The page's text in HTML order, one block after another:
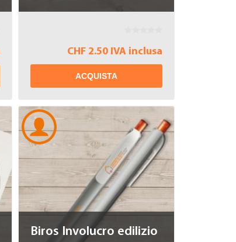
CHF 2.50 IVA inclusa
ACQUISTA
Biros Involucro edilizio